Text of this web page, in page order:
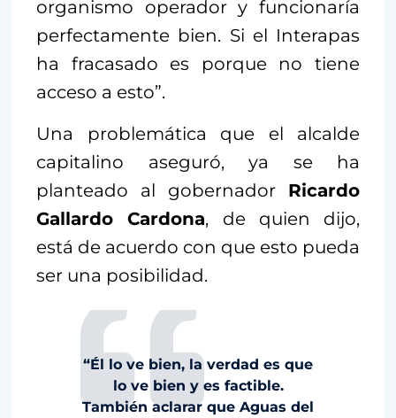
organismo operador y funcionaría
perfectamente bien. Si el Interapas
ha fracasado es porque no tiene
acceso a esto”.
Una problemática que el alcalde
capitalino aseguró, ya se ha
planteado al gobernador Ricardo
Gallardo Cardona, de quien dijo,
está de acuerdo con que esto pueda
ser una posibilidad.
“Él lo ve bien, la verdad es que
lo ve bien y es factible.
También aclarar que Aguas del